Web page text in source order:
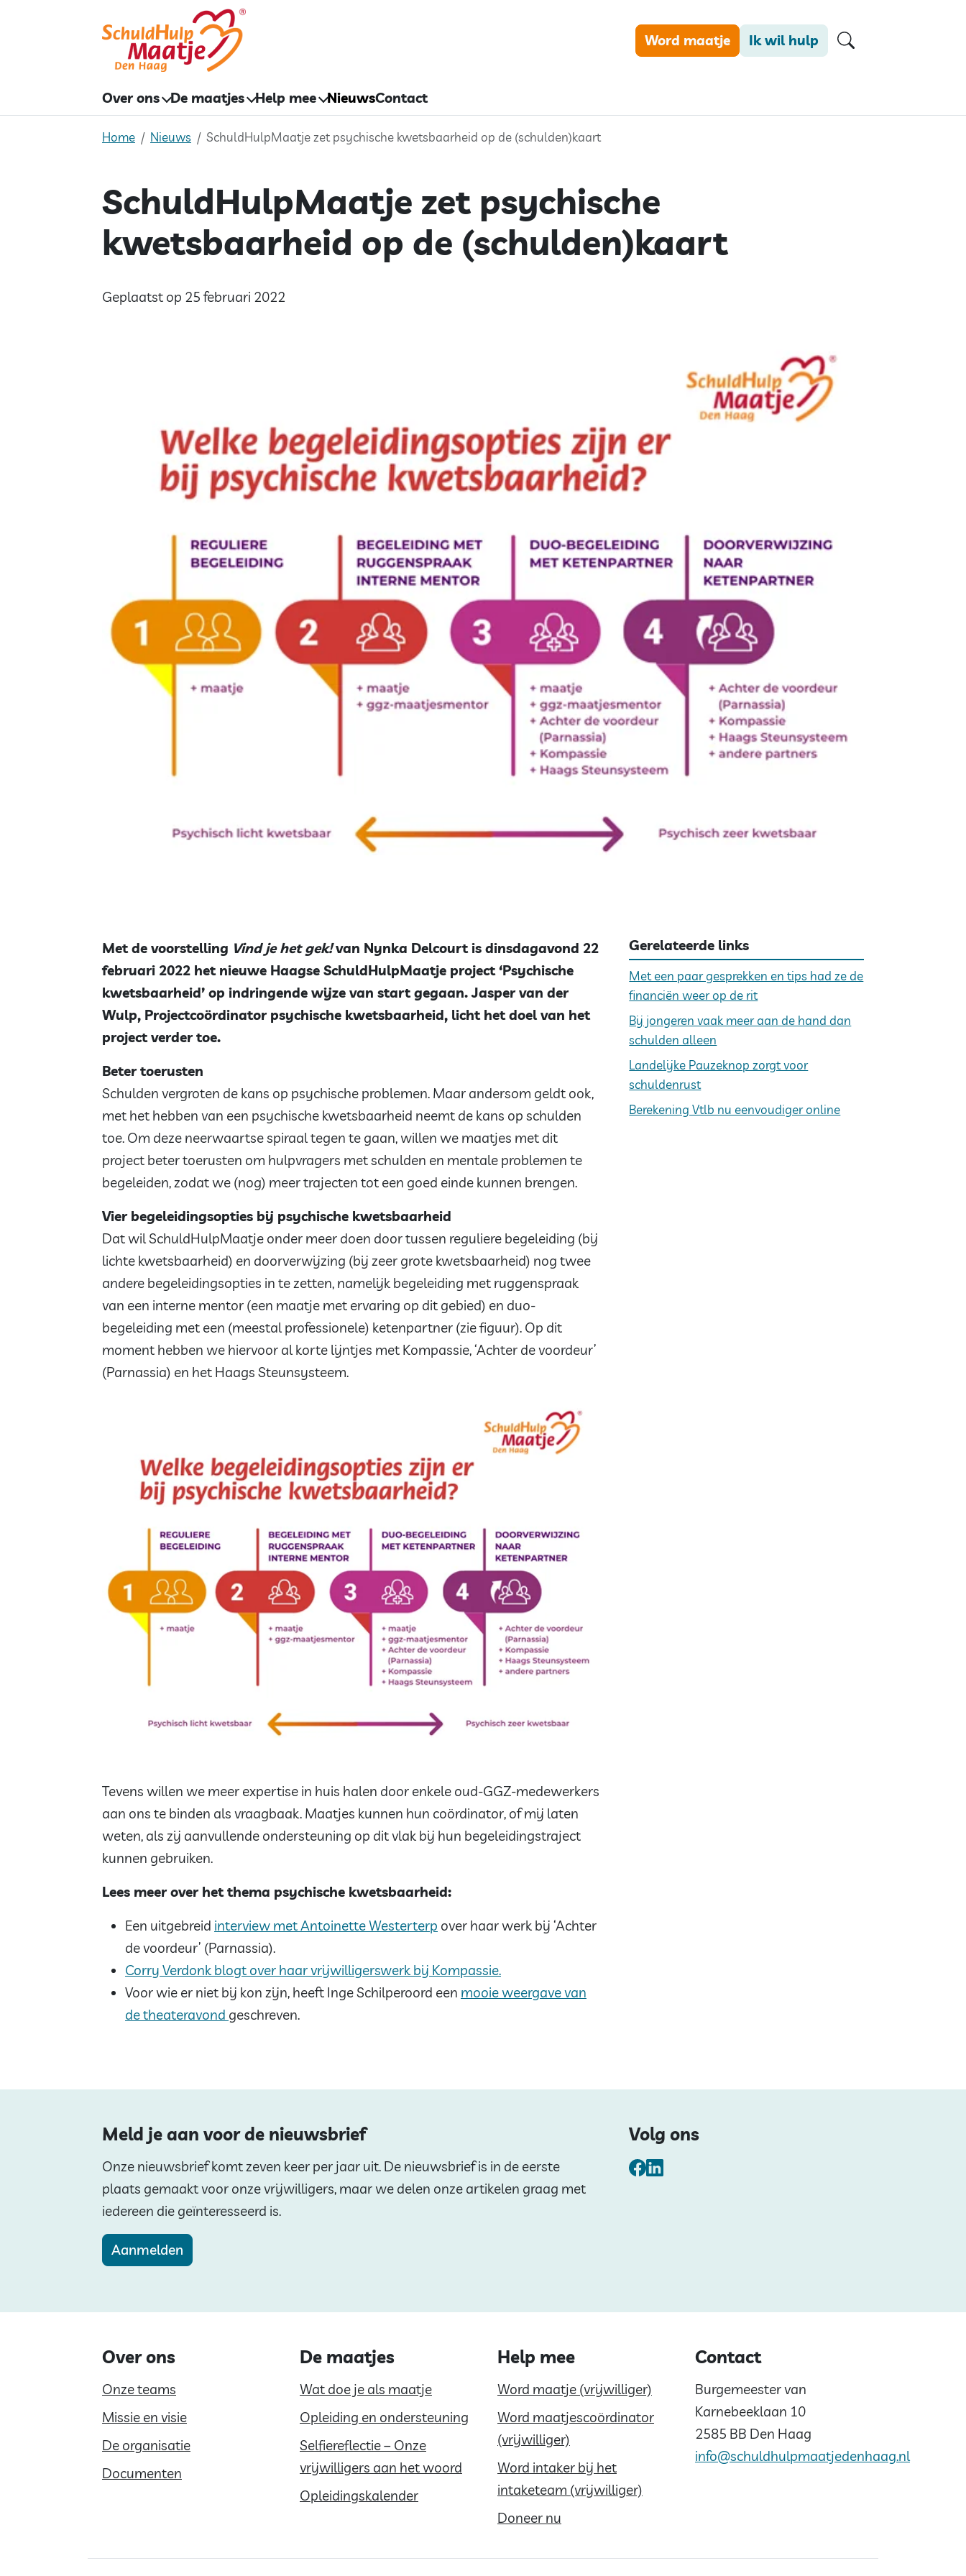
Word maatje Ik wil hulp
Over ons De maatjes Help mee NieuwsContact
Home Nieuws SchuldHulpMaatje zet psychische kwetsbaarheid op de (schulden)kaart
SchuldHulpMaatje zet psychische
kwetsbaarheid op de (schulden)kaart
Geplaatst op 25 februari 2022
Met de voorstelling Vind je het gek!van Nynka Delcourt is dinsdagavond 22
februari 2022 het nieuwe Haagse SchuldHulpMaatje project ‘Psychische
kwetsbaarheid’ op indringende wijze van start gegaan. Jasper van der
Wulp, Projectcoördinator psychische kwetsbaarheid, licht het doel van het
project verder toe.
Beter toerusten
Schulden vergroten de kans op psychische problemen. Maar andersom geldt ook,
met het hebben van een psychische kwetsbaarheid neemt de kans op schulden
toe. Om deze neerwaartse spiraal tegen te gaan, willen we maatjes met dit
project beter toerusten om hulpvragers met schulden en mentale problemen te
begeleiden, zodat we (nog) meer trajecten tot een goed einde kunnen brengen.
Vier begeleidingsopties bij psychische kwetsbaarheid
Dat wil SchuldHulpMaatje onder meer doen door tussen reguliere begeleiding (bij
lichte kwetsbaarheid) en doorverwijzing (bij zeer grote kwetsbaarheid) nog twee
andere begeleidingsopties in te zetten, namelijk begeleiding met ruggenspraak
van een interne mentor (een maatje met ervaring op dit gebied) en duo-
begeleiding met een (meestal professionele) ketenpartner (zie figuur). Op dit
moment hebben we hiervoor al korte lijntjes met Kompassie, ‘Achter de voordeur’
(Parnassia) en het Haags Steunsysteem.
Tevens willen we meer expertise in huis halen door enkele oud-GGZ-medewerkers
aan ons te binden als vraagbaak. Maatjes kunnen hun coördinator, of mij laten
weten, als zij aanvullende ondersteuning op dit vlak bij hun begeleidingstraject
kunnen gebruiken.
Lees meer over het thema psychische kwetsbaarheid:
Een uitgebreid interview met Antoinette Westerterp over haar werk bij ‘Achter
de voordeur’ (Parnassia).
Corry Verdonk blogt over haar vrijwilligerswerk bij Kompassie.
Voor wie er niet bij kon zijn, heeft Inge Schilperoord een mooie weergave van
de theateravond geschreven.
Gerelateerde links
Met een paar gesprekken en tips had ze de
financiën weer op de rit
Bij jongeren vaak meer aan de hand dan
schulden alleen
Landelijke Pauzeknop zorgt voor
schuldenrust
Berekening Vtlb nu eenvoudiger online
Meld je aan voor de nieuwsbrief
Onze nieuwsbrief komt zeven keer per jaar uit. De nieuwsbrief is in de eerste
plaats gemaakt voor onze vrijwilligers, maar we delen onze artikelen graag met
iedereen die geïnteresseerd is.
Aanmelden
Volg ons
Facebook
LinkedIn
Over ons
Onze teams
Missie en visie
De organisatie
Documenten
De maatjes
Wat doe je als maatje
Opleiding en ondersteuning
Selfiereflectie – Onze
vrijwilligers aan het woord
Opleidingskalender
Help mee
Word maatje (vrijwilliger)
Word maatjescoördinator
(vrijwilliger)
Word intaker bij het
intaketeam (vrijwilliger)
Doneer nu
Contact
Burgemeester van
Karnebeeklaan 10
2585 BB Den Haag
info@schuldhulpmaatjedenhaag.nl